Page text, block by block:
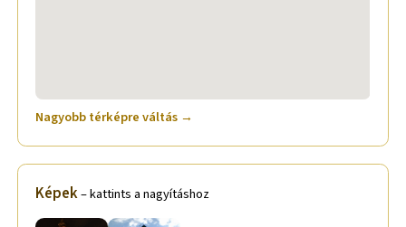
Nagyobb térképre váltás →
Képek– kattints a nagyításhoz